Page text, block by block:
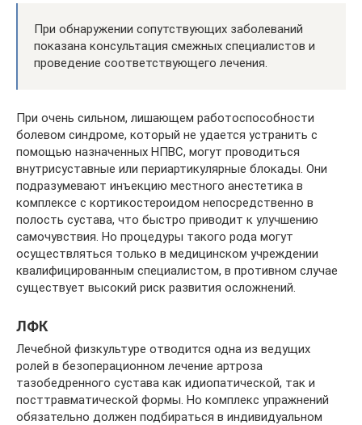
При обнаружении сопутствующих заболеваний
показана консультация смежных специалистов и
проведение соответствующего лечения.
При очень сильном, лишающем работоспособности
болевом синдроме, который не удается устранить с
помощью назначенных НПВС, могут проводиться
внутрисуставные или периартикулярные блокады. Они
подразумевают инъекцию местного анестетика в
комплексе с кортикостероидом непосредственно в
полость сустава, что быстро приводит к улучшению
самочувствия. Но процедуры такого рода могут
осуществляться только в медицинском учреждении
квалифицированным специалистом, в противном случае
существует высокий риск развития осложнений.
ЛФК
Лечебной физкультуре отводится одна из ведущих
ролей в безоперационном лечение артроза
тазобедренного сустава как идиопатической, так и
посттравматической формы. Но комплекс упражнений
обязательно должен подбираться в индивидуальном